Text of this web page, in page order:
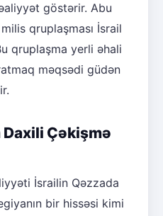
göstərir. Abu
qruplaşması İsrail
qruplaşma yerli əhali
məqsədi güdən
Çəkişmə
İsrailin Qəzzada
bir hissəsi kimi